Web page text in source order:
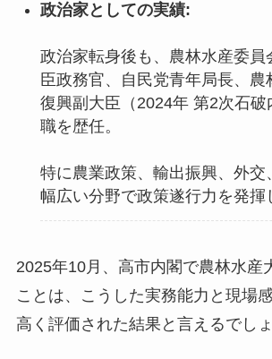
政治家としての実績:
政治家転身後も、農林水産委員
臣政務官、自民党青年局長、農
復興副大臣（2024年 第2次石
職を歴任。
特に農業政策、輸出振興、外交
幅広い分野で政策遂行力を発揮
2025年10月、高市内閣で農林水産
ことは、こうした実務能力と現場
高く評価された結果と言えるでしょ